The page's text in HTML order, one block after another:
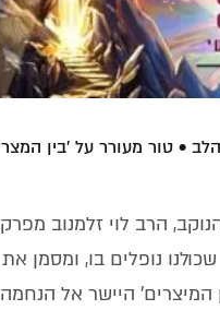
• טור מעורר על 'בין
הרב לוי זלמנוב
שכולנו נופלים בו, ומסמן
המיצרים' היישר אל